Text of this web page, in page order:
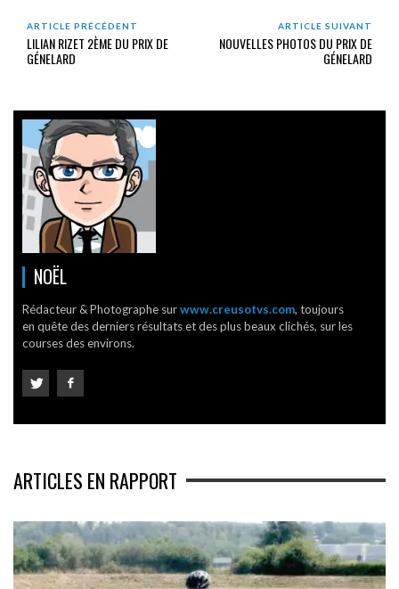
ARTICLE PRÉCÉDENT
LILIAN RIZET 2ÈME DU PRIX DE
GÉNELARD
ARTICLE SUIVANT
NOUVELLES PHOTOS DU PRIX DE
GÉNELARD
NOËL
Rédacteur & Photographe surwww.creusotvs.com, toujours
en quête des derniers résultats et des plus beaux clichés, sur les
courses des environs.
ARTICLES EN RAPPORT